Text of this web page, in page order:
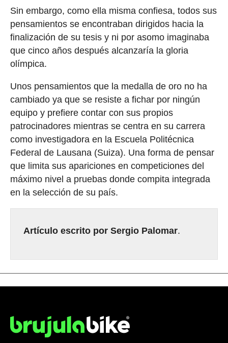
Sin embargo, como ella misma confiesa, todos sus
pensamientos se encontraban dirigidos hacia la
finalización de su tesis y ni por asomo imaginaba
que cinco años después alcanzaría la gloria
olímpica.
Unos pensamientos que la medalla de oro no ha
cambiado ya que se resiste a fichar por ningún
equipo y prefiere contar con sus propios
patrocinadores mientras se centra en su carrera
como investigadora en la Escuela Politécnica
Federal de Lausana (Suiza). Una forma de pensar
que limita sus apariciones en competiciones del
máximo nivel a pruebas donde compita integrada
en la selección de su país.
Artículo escrito por Sergio Palomar.